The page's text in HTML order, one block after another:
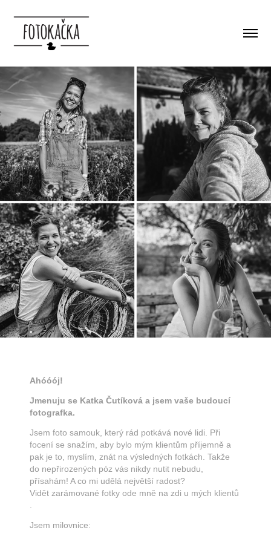
Ahóóój!
Jmenuju se Katka Čutíková a jsem vaše budoucí
fotografka.
Jsem foto samouk, který rád potkává nové lidi. Při
focení se snažím, aby bylo mým klientům příjemně a
pak je to, myslím, znát na výsledných fotkách. Takže
do nepřirozených póz vás nikdy nutit nebudu,
přísahám! A co mi udělá největší radost?
Vidět zarámované fotky ode mně na zdi u mých klientů
Jsem milovnice: